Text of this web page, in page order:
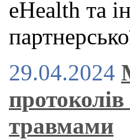
eHealth та
29.04.2024
травмами